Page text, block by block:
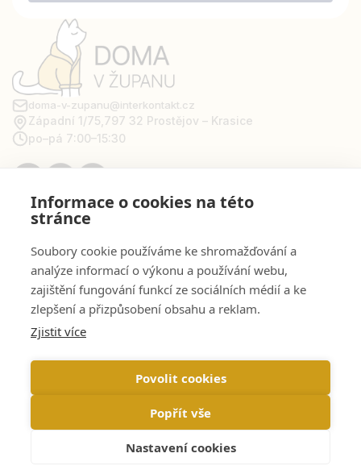
Informace o cookies na této
stránce
Soubory cookie používáme ke shromažďování a
analýze informací o výkonu a používání webu,
zajištění fungování funkcí ze sociálních médií a ke
zlepšení a přizpůsobení obsahu a reklam.
Zjistit více
Povolit cookies
Popřít vše
Nastavení cookies
doma-v-zupanu@interkontakt.cz
Západní 1/75, 797 32 Prostějov – Krasice
po–pá 7:00–15:30
Pro zákazníky
Informace
Můj účet
Doma v županu © 2026